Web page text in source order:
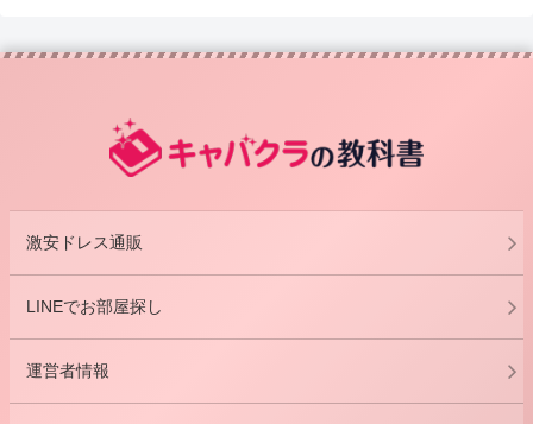
激安ドレス通販
LINEでお部屋探し
運営者情報